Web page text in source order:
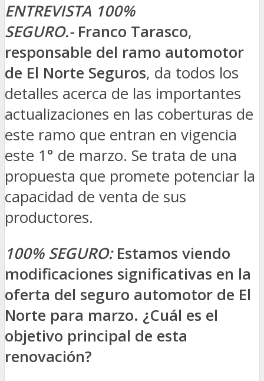
ENTREVISTA 100%
SEGURO.- Franco Tarasco,
responsable del ramo automotor
de El Norte Seguros, da todos los
detalles acerca de las importantes
actualizaciones en las coberturas de
este ramo que entran en vigencia
este 1° de marzo. Se trata de una
propuesta que promete potenciar la
capacidad de venta de sus
productores.
100% SEGURO:Estamos viendo
modificaciones significativas en la
oferta del seguro automotor de El
Norte para marzo. ¿Cuál es el
objetivo principal de esta
renovación?